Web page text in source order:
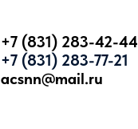
+7 (831) 283-42-44
+7 (831) 283-77-21
acsnn@mail.ru